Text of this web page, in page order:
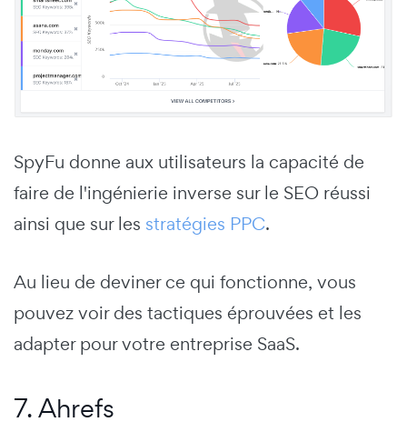
SpyFu donne aux utilisateurs la capacité de
faire de l'ingénierie inverse sur le SEO réussi
ainsi que sur les stratégies PPC.
Au lieu de deviner ce qui fonctionne, vous
pouvez voir des tactiques éprouvées et les
adapter pour votre entreprise SaaS.
7. Ahrefs